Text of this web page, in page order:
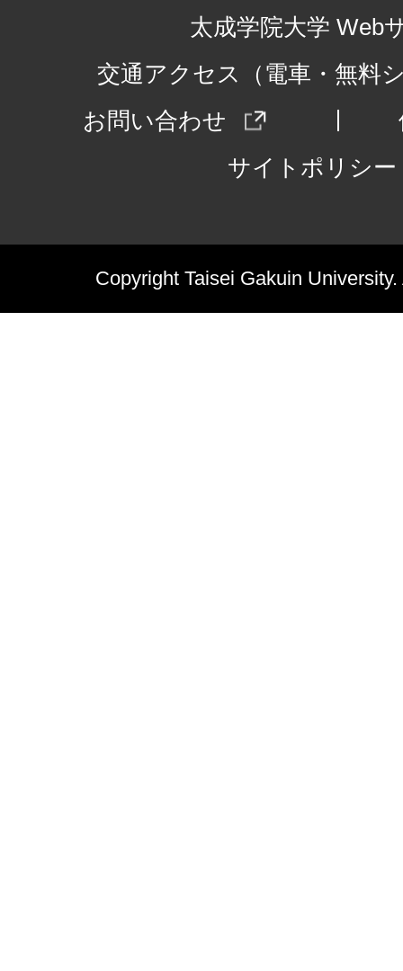
太成学院大学 Web
交通アクセス（電車・無料
お問い合わせ
サイトポリシー
Copyright Taisei Gakuin